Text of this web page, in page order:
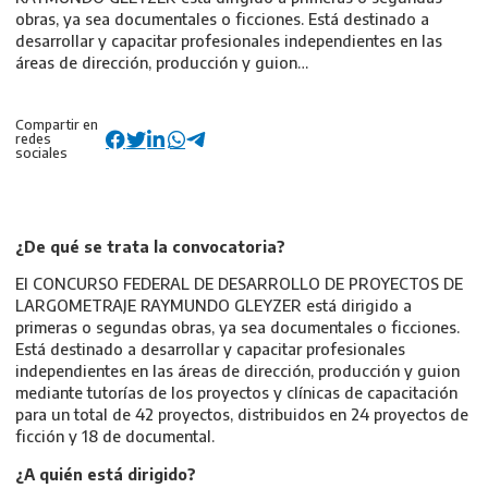
obras, ya sea documentales o ficciones. Está destinado a
desarrollar y capacitar profesionales independientes en las
áreas de dirección, producción y guion…
Compartir en
redes
sociales
¿De qué se trata la convocatoria?
El CONCURSO FEDERAL DE DESARROLLO DE PROYECTOS DE
LARGOMETRAJE RAYMUNDO GLEYZER está dirigido a
primeras o segundas obras, ya sea documentales o ficciones.
Está destinado a desarrollar y capacitar profesionales
independientes en las áreas de dirección, producción y guion
mediante tutorías de los proyectos y clínicas de capacitación
para un total de 42 proyectos, distribuidos en 24 proyectos de
ficción y 18 de documental.
¿A quién está dirigido?